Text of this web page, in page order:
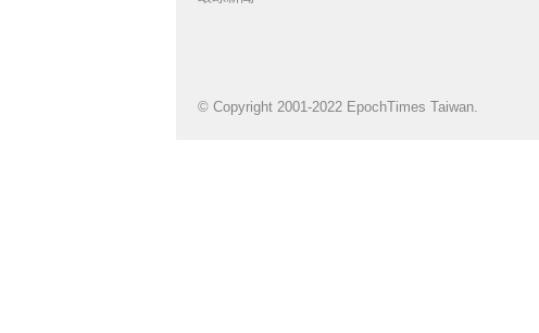
© Copyright 2001-2022 EpochTimes Taiwan.